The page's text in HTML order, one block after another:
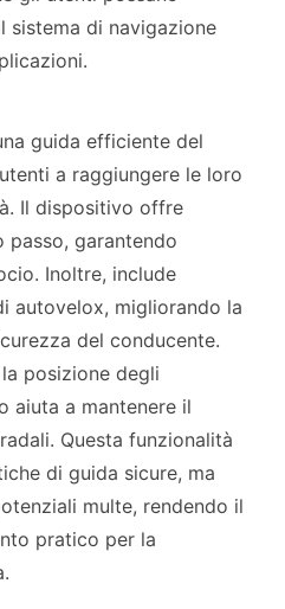
sistema di navigazione
guida efficiente del
a raggiungere le loro
Il dispositivo offre
passo, garantendo
Inoltre, include
autovelox, migliorando la
del conducente.
posizione degli
aiuta a mantenere il
Questa funzionalità
di guida sicure, ma
multe, rendendo il
pratico per la